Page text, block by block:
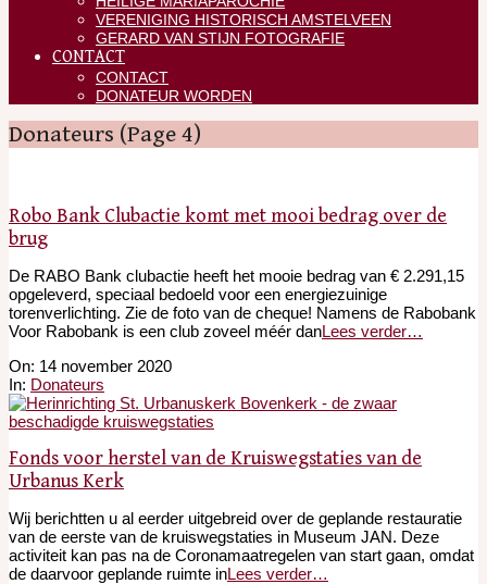
VERENIGING HISTORISCH AMSTELVEEN
GERARD VAN STIJN FOTOGRAFIE
CONTACT
CONTACT
DONATEUR WORDEN
Donateurs (Page 4)
Robo Bank Clubactie komt met mooi bedrag over de
brug
De RABO Bank clubactie heeft het mooie bedrag van € 2.291,15
opgeleverd, speciaal bedoeld voor een energiezuinige
torenverlichting. Zie de foto van de cheque! Namens de Rabobank
Voor Rabobank is een club zoveel méér danLees verder…
2020-
11-
14
On: 14 november 2020
In: Donateurs
Fonds voor herstel van de Kruiswegstaties van de
Urbanus Kerk
Wij berichtten u al eerder uitgebreid over de geplande restauratie
van de eerste van de kruiswegstaties in Museum JAN. Deze
activiteit kan pas na de Coronamaatregelen van start gaan, omdat
de daarvoor geplande ruimte inLees verder…